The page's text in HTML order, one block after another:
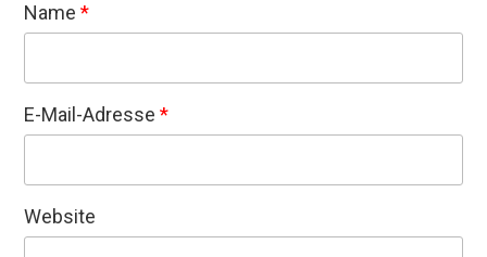
Name*
E-Mail-Adresse*
Website